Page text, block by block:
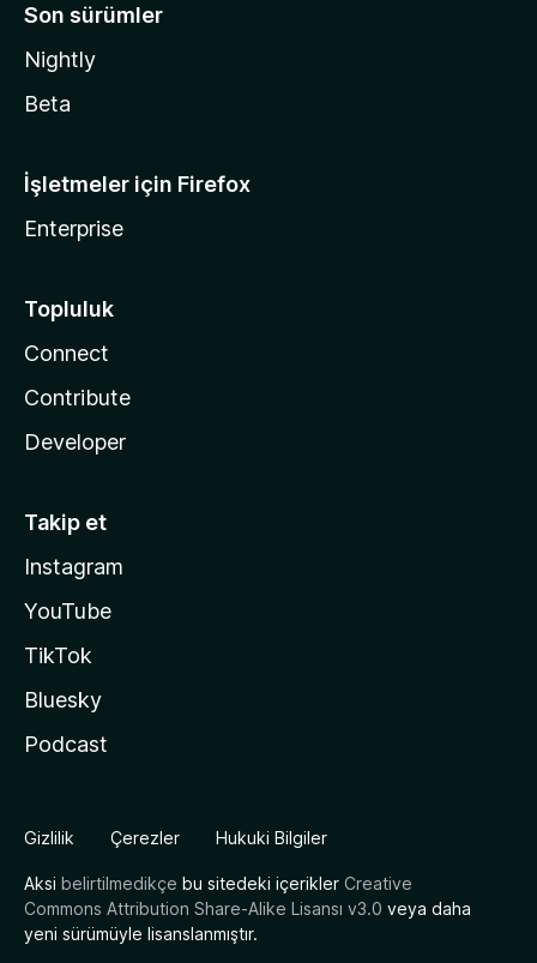
Son sürümler
Nightly
Beta
İşletmeler için Firefox
Enterprise
Topluluk
Connect
Contribute
Developer
Takip et
Instagram
YouTube
TikTok
Bluesky
Podcast
Gizlilik Çerezler Hukuki Bilgiler
Aksi belirtilmedikçe bu sitedeki içerikler Creative
Commons Attribution Share-Alike Lisansı v3.0 veya daha
yeni sürümüyle lisanslanmıştır.